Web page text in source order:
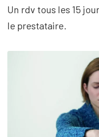
Un rdv tous les 15
le prestataire.